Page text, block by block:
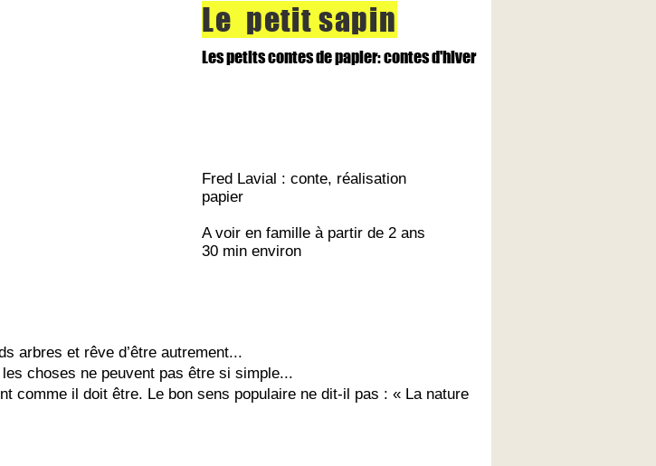
Le petit sapin
Les petits contes de papier: contes d'hiver
Fred Lavial : conte, réalisation
papier
A voir en famille à partir de 2 ans
30 min environ
arbres et rêve d’être autrement...
choses ne peuvent pas être si simple...
comme il doit être. Le bon sens populaire ne dit-il pas : « La nature